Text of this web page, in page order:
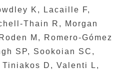
K, Lacaille F,
Thain R, Morgan
M, Romero-Gómez
SP, Sookoian SC,
Tiniakos D, Valenti L,